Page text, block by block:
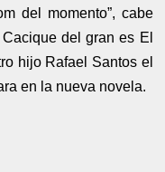
del momento”, cabe
del gran es El
hijo Rafael Santos el
en la nueva novela.